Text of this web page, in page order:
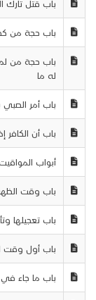
باب قتل تارك
باب حجة من
باب حجة من لم
له ما
باب أمر الصبي
باب أن الكافر
أبواب
باب وقت
باب تعجيلها
باب أول وقت
باب ما جاء في